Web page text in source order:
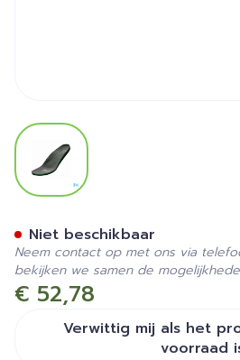
View larger image
€ 52,78
Verwittig mij als het
voorraad
Niet beschikbaar
Neem contact op met ons via
bekijken we samen de